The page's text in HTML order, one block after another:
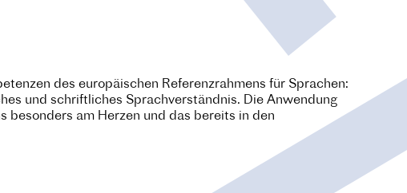
des europäischen Referenzrahmens für Sprachen:
und schriftliches Sprachverständnis. Die Anwendung
besonders am Herzen und das bereits in den